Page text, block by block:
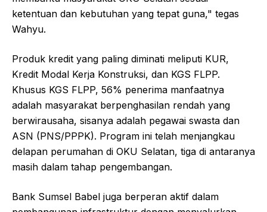
ketentuan dan kebutuhan yang tepat guna," tegas
Wahyu.
Produk kredit yang paling diminati meliputi KUR,
Kredit Modal Kerja Konstruksi, dan KGS FLPP.
Khusus KGS FLPP, 56% penerima manfaatnya
adalah masyarakat berpenghasilan rendah yang
berwirausaha, sisanya adalah pegawai swasta dan
ASN (PNS/PPPK). Program ini telah menjangkau
delapan perumahan di OKU Selatan, tiga di antaranya
masih dalam tahap pengembangan.
Bank Sumsel Babel juga berperan aktif dalam